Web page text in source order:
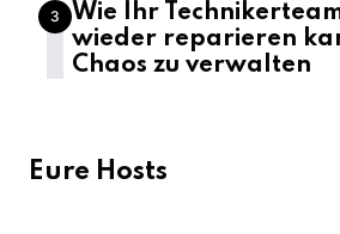
3
Wie Ihr
wieder reparieren
Chaos zu verwalten
Eure Hosts